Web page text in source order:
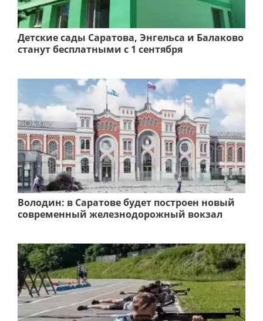
Детские сады Саратова, Энгельса и Балаково
станут бесплатными с 1 сентября
Володин: в Саратове будет построен новый
современный железнодорожный вокзал